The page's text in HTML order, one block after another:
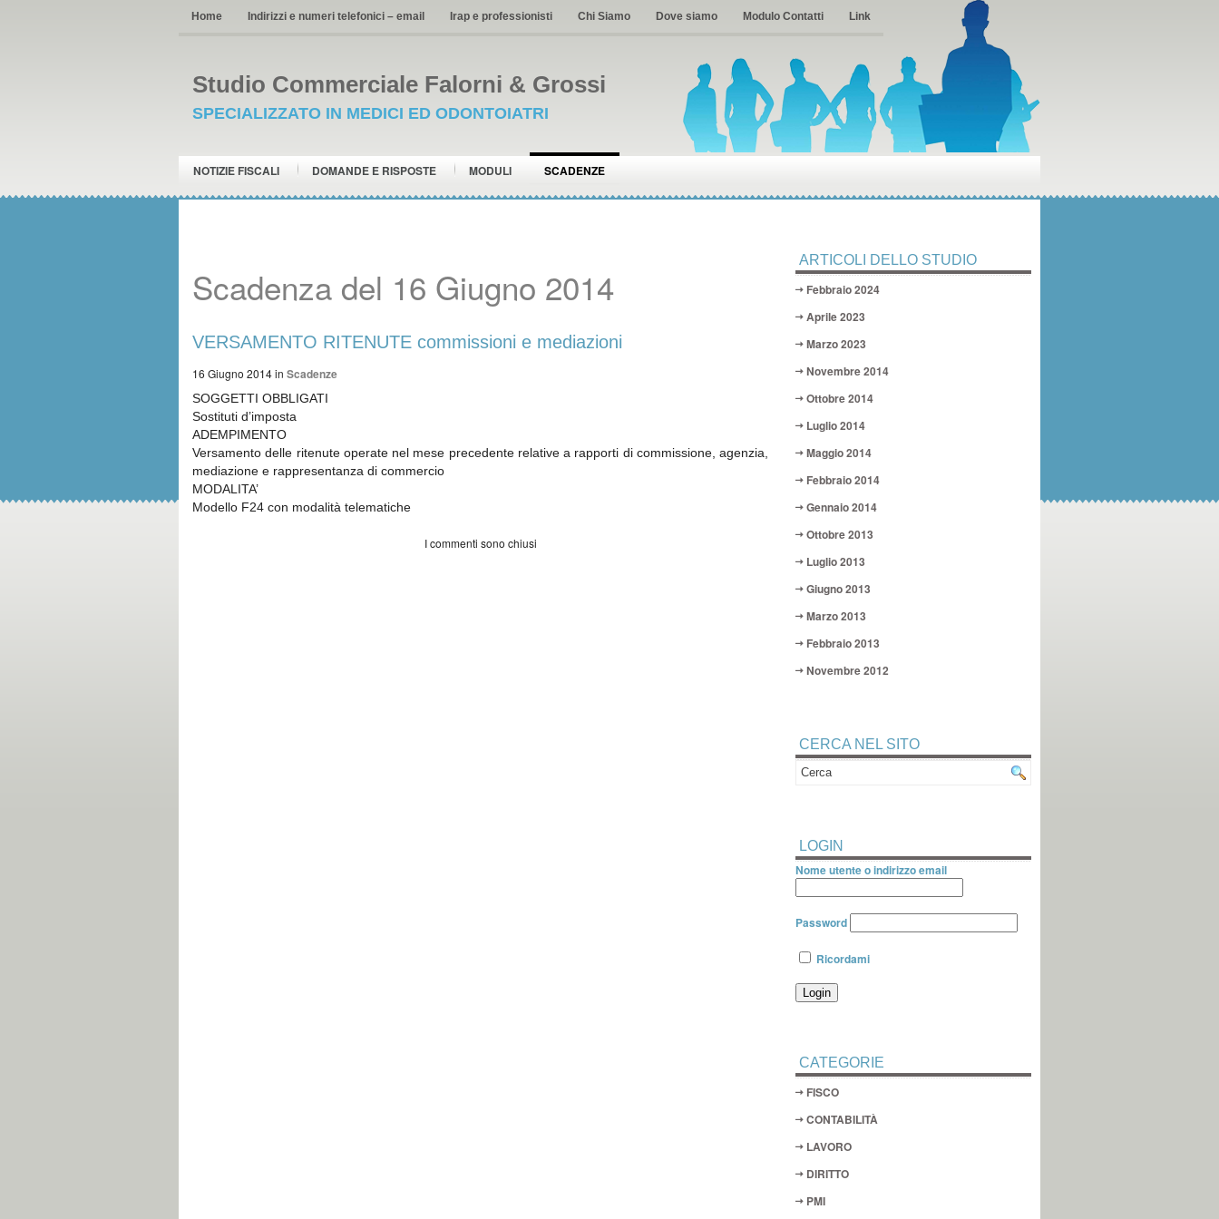
Home Indirizzi e numeri telefonici – email Irap e professionisti Chi Siamo Dove siamo Modulo Contatti Link
Studio Commerciale Falorni & Grossi
SPECIALIZZATO IN MEDICI ED ODONTOIATRI
NOTIZIE FISCALI DOMANDE E RISPOSTE MODULI SCADENZE
Scadenza del 16 Giugno 2014
VERSAMENTO RITENUTE commissioni e mediazioni
16 Giugno 2014in Scadenze
SOGGETTI OBBLIGATI
Sostituti d’imposta
ADEMPIMENTO
Versamento delle ritenute operate nel mese precedente relative a rapporti di commissione, agenzia,
mediazione e rappresentanza di commercio
MODALITA’
Modello F24 con modalità telematiche
I commenti sono chiusi
ARTICOLI DELLO STUDIO
Febbraio 2024
Aprile 2023
Marzo 2023
Novembre 2014
Ottobre 2014
Luglio 2014
Maggio 2014
Febbraio 2014
Gennaio 2014
Ottobre 2013
Luglio 2013
Giugno 2013
Marzo 2013
Febbraio 2013
Novembre 2012
CERCA NEL SITO
LOGIN
Nome utente o indirizzo email
Password
Ricordami
CATEGORIE
FISCO
CONTABILITÀ
LAVORO
DIRITTO
PMI